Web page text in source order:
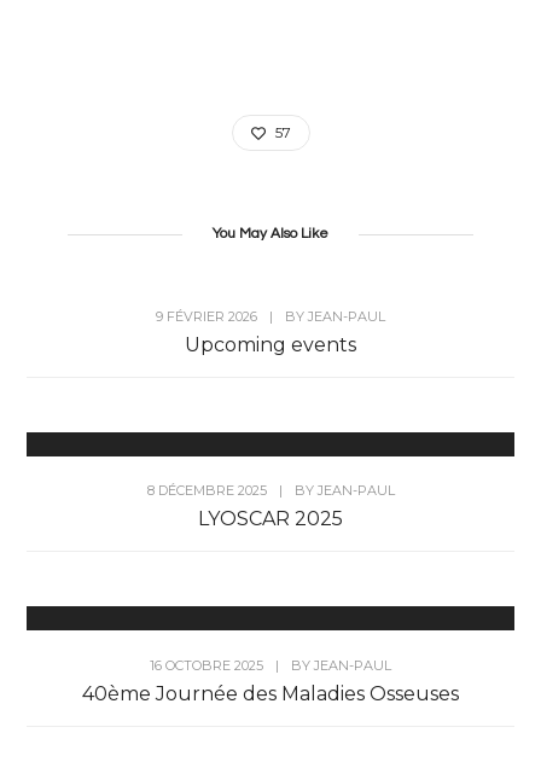
57
You May Also Like
9 FÉVRIER 2026 | BY JEAN-PAUL
Upcoming events
8 DÉCEMBRE 2025 | BY JEAN-PAUL
LYOSCAR 2025
16 OCTOBRE 2025 | BY JEAN-PAUL
40ème Journée des Maladies Osseuses